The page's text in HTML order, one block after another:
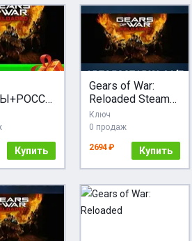
War:
STEAM
Купить
Gears of War:
Reloaded Steam
АВТОДОСТАВКА
RU/BY/KZ/UA
Ключ
0 продаж
2694 ₽ Купить